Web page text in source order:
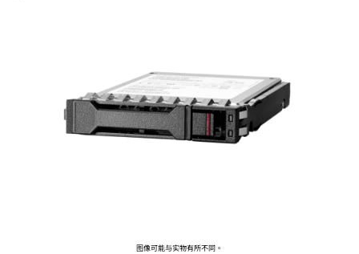
图像可能与实物有所不同。